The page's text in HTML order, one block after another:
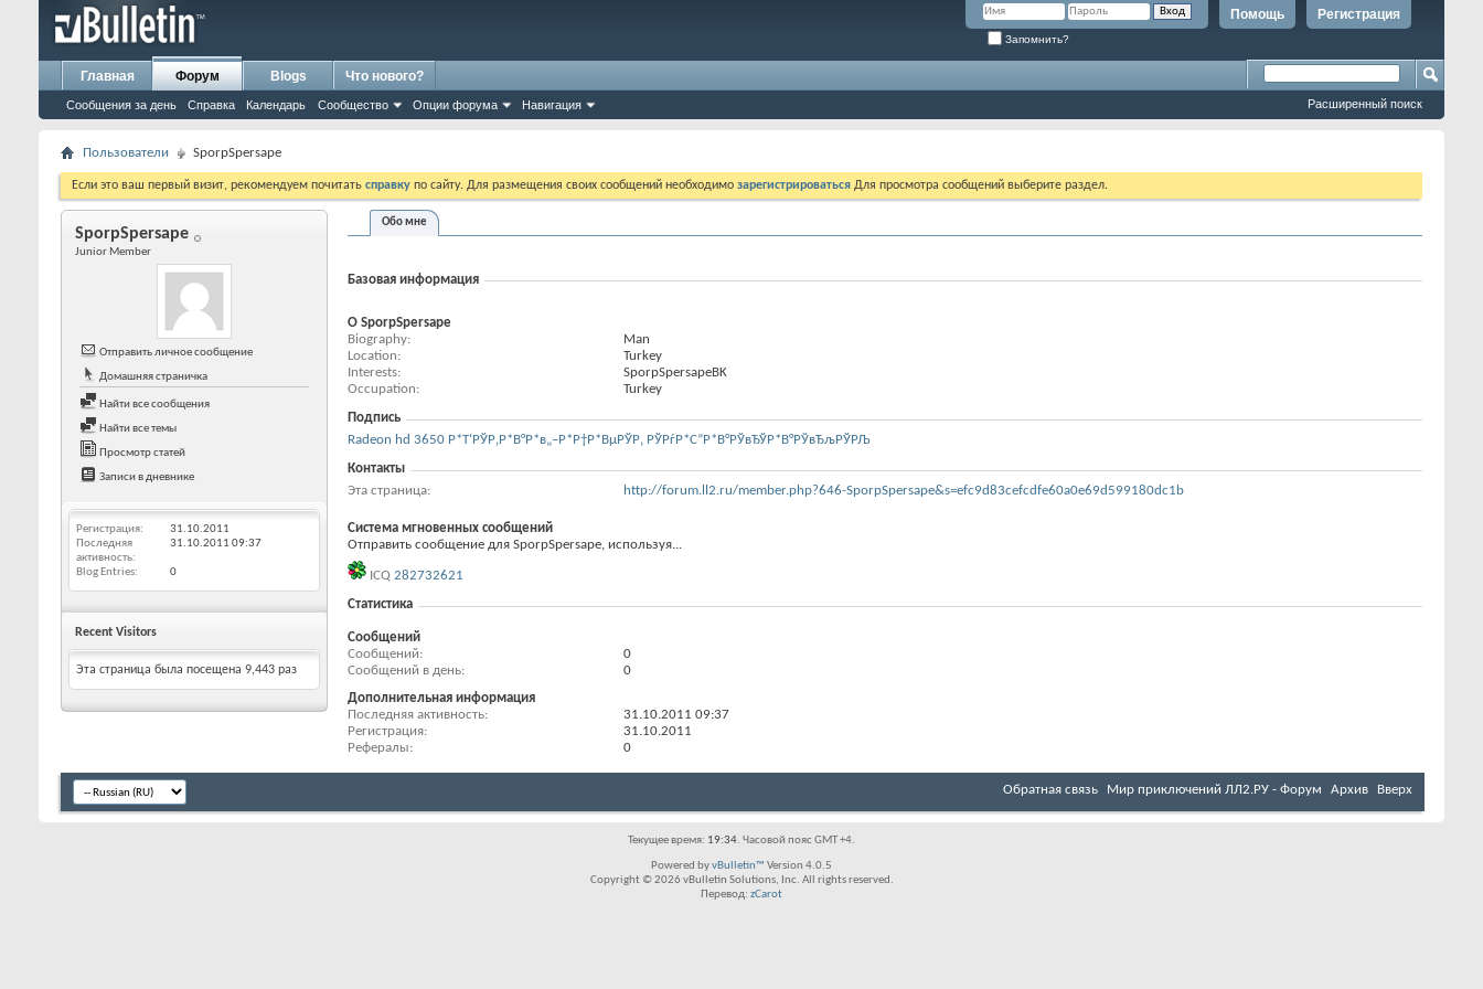
Регистрация
Помощь
Запомнить?
Главная Форум
Сообщения за день Справка Календарь Сообщество Опции форума Навигация
Blogs Что нового?
Расширенный поиск
Пользователи SporpSpersape
Если это ваш первый визит, рекомендуем почитать справку по сайту. Для размещения своих сообщений необходимо зарегистрироваться Для просмотра сообщений выберите раздел.
SporpSpersape
Junior Member
Отправить личное сообщение
Домашняя страничка
Найти все сообщения
Найти все темы
Просмотр статей
Записи в дневнике
Регистрация
31.10.2011
Последняя
активность
31.10.2011 09:37
Blog Entries 0
Recent Visitors
Эта страница была посещена 9,443 раз
Обо мне
Базовая информация
О SporpSpersape
Biography
Man
Location
Turkey
Interests
SporpSpersapeBK
Occupation
Turkey
Подпись
Radeon hd 3650 Р*Т‘РЎР‚Р*В°Р*в„–Р*Р†Р*ВµРЎР‚ РЎРѓР*С”Р*В°РЎвЂЎР*В°РЎвЂљРЎРЉ
Контакты
Эта страница
http://forum.ll2.ru/member.php?646-SporpSpersape&s=efc9d83cefcdfe60a0e69d599180dc1b
Система мгновенных сообщений
Отправить сообщение для SporpSpersape, используя...
ICQ 282732621
Статистика
Сообщений
Сообщений
0
Сообщений в день
0
Дополнительная информация
Последняя активность
31.10.2011 09:37
Регистрация
31.10.2011
Рефералы
0
Обратная связь Мир приключений ЛЛ2.РУ - Форум Архив Вверх
Текущее время: 19:34. Часовой пояс GMT +4.
Powered byvBulletin™ Version 4.0.5
Copyright © 2026 vBulletin Solutions, Inc. All rights reserved.
Перевод: zCarot